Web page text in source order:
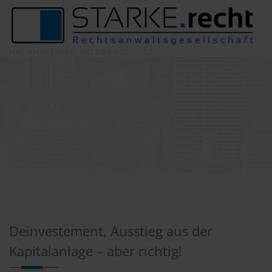
Deinvestement, Ausstieg aus der
Kapitalanlage – aber richtig!